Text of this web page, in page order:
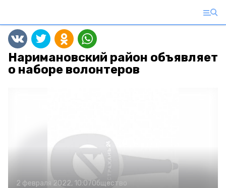
Наримановский район объявляет
о наборе волонтеров
2 февраля 2022, 10:07Общество